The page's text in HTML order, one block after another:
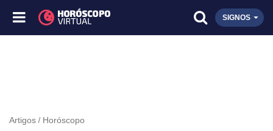
SIGNOS
Artigos Horóscopo